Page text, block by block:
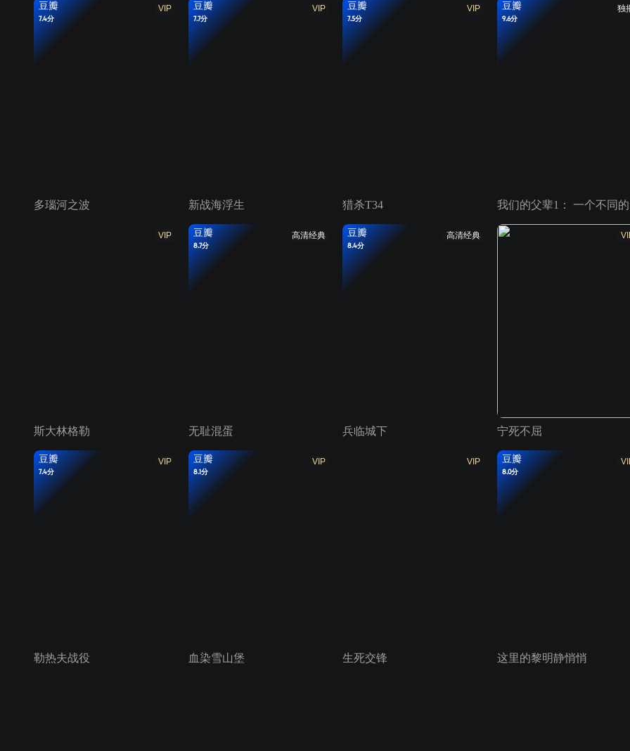
VIP
豆瓣
7.4分
多瑙河之波
VIP
豆瓣
7.7分
新战海浮生
VIP
豆瓣
7.5分
猎杀T34
独
豆瓣
9.6分
VIP
斯大林格勒
高清经典
豆瓣
8.7分
无耻混蛋
高清经典
豆瓣
8.4分
兵临城下 宁死不屈
VIP
豆瓣
7.4分
勒热夫战役
VIP
豆瓣
8.1分
血染雪山堡
VIP
生死交锋
豆瓣
8.0分
这里的黎明静悄悄